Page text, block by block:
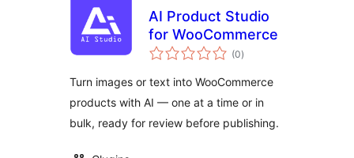
AI Product Studio
for WooCommerce
(0celkové
hodnotenie
)
Turn images or text into WooCommerce
products with AI — one at a time or in
bulk, ready for review before publishing.